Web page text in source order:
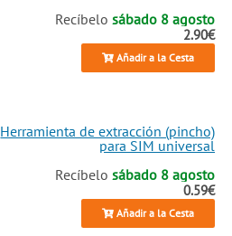
Recíbelo sábado 8 agosto
2.90€
Añadir a la Cesta
Herramienta de extracción (pincho)
para SIM universal
Recíbelo sábado 8 agosto
0.59€
Añadir a la Cesta